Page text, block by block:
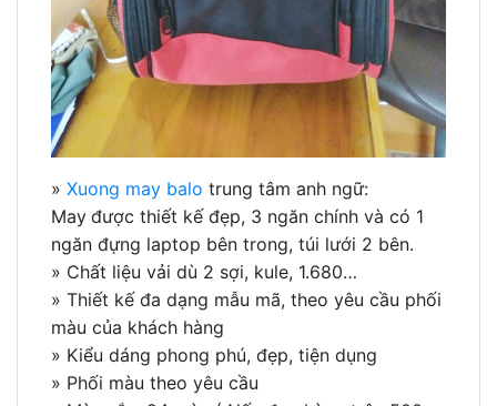
» Xuong may balo trung tâm anh ngữ:
May được thiết kế đẹp, 3 ngăn chính và có 1
ngăn đựng laptop bên trong, túi lưới 2 bên.
» Chất liệu vải dù 2 sợi, kule, 1.680…
» Thiết kế đa dạng mẫu mã, theo yêu cầu phối
màu của khách hàng
» Kiểu dáng phong phú, đẹp, tiện dụng
» Phối màu theo yêu cầu